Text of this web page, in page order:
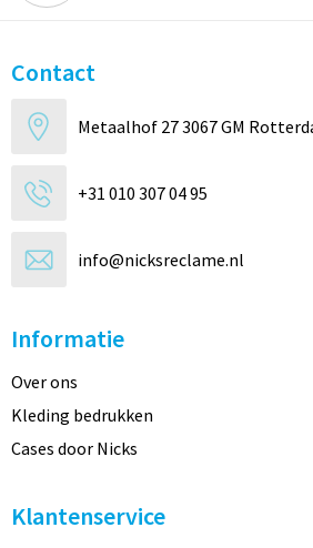
Contact
Metaalhof 27 3067 GM
+31 010 307 04 95
info@nicksreclame.nl
Informatie
Over ons
Kleding bedrukken
Cases door Nicks
Klantenservice